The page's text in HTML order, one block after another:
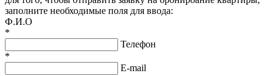
заполните необходимые поля для ввода:
Ф.И.О
*
Телефон
*
E-mail